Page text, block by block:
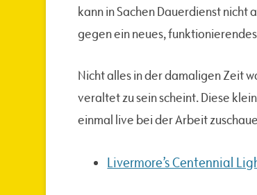
kann in Sachen Dauerdienst nicht
gegen ein neues,
Nicht alles in der damaligen Zeit
veraltet zu sein scheint. Diese
einmal live bei der Arbeit
Livermore’s Centennial